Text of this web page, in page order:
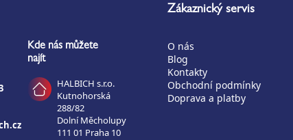
Kde nás můžete
najít
HALBICH s.r.o.
Kutnohorská
288/82
Dolní Měcholupy
111 01 Praha 10
Zákaznický servis
O nás
Blog
Kontakty
Obchodní podmínky
Doprava a platby